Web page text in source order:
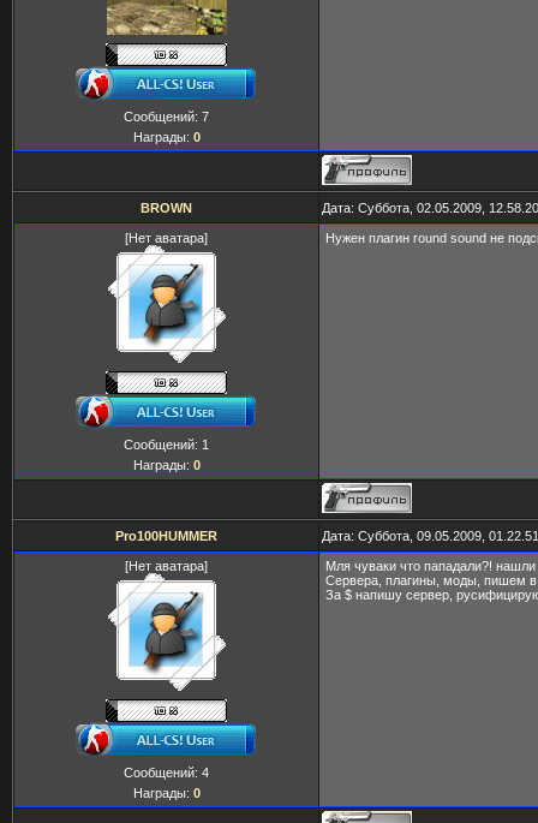
Сообщений: 7
Награды: 0
BROWN Дата: Суббота, 02.05.2009,
[Нет аватара]
Сообщений: 1
Награды: 0
Нужен плагин round sound не
Pro100HUMMER Дата: Суббота, 09.05.2009,
[Нет аватара]
Сообщений: 4
Награды: 0
Мля чуваки что пападали?! нашли
Сервера, плагины, моды, пишем в
За $ напишу сервер,